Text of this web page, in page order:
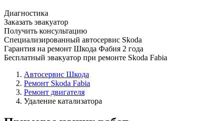
Диагностика
Заказать эвакуатор
Получить консультацию
Специализированный автосервис Skoda
Гарантия на ремонт Шкода Фабия 2 года
Бесплатный эвакуатор при ремонте Skoda Fabia
Автосервис Шкода
Ремонт Skoda Fabia
Ремонт двигателя
Удаление катализатора